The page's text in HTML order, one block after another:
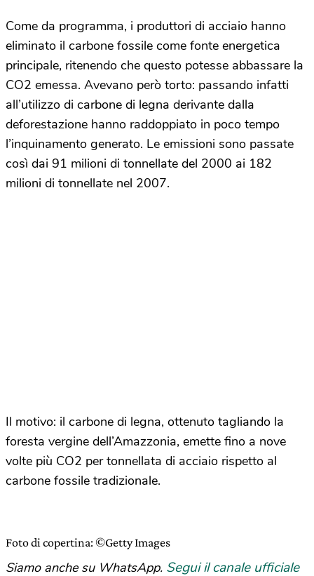
Come da programma, i produttori di acciaio hanno
eliminato il carbone fossile come fonte energetica
principale, ritenendo che questo potesse abbassare la
CO2 emessa. Avevano però torto: passando infatti
all’utilizzo di carbone di legna derivante dalla
deforestazione hanno raddoppiato in poco tempo
l’inquinamento generato. Le emissioni sono passate
così dai 91 milioni di tonnellate del 2000 ai 182
milioni di tonnellate nel 2007.
Il motivo: il carbone di legna, ottenuto tagliando la
foresta vergine dell’Amazzonia, emette fino a nove
volte più CO2 per tonnellata di acciaio rispetto al
carbone fossile tradizionale.
Foto di copertina: ©Getty Images
Siamo anche su WhatsApp. Segui il canale ufficiale